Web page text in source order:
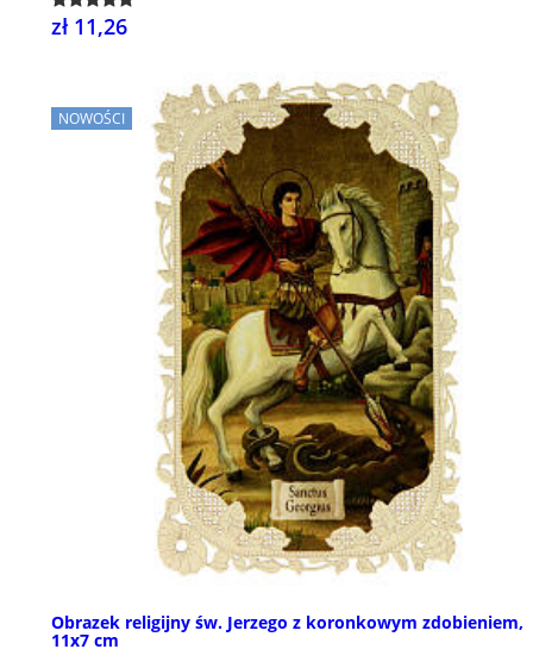
zł 11,26
NOWOŚCI
Obrazek religijny św. Jerzego z koronkowym zdobieniem,
11x7 cm